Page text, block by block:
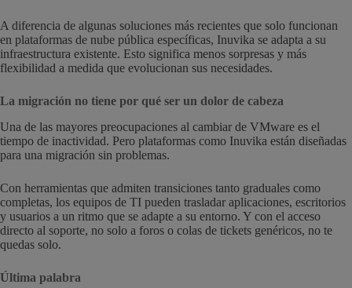
A diferencia de algunas soluciones más recientes que solo funcionan
en plataformas de nube pública específicas, Inuvika se adapta a su
infraestructura existente. Esto significa menos sorpresas y más
flexibilidad a medida que evolucionan sus necesidades.
La migración no tiene por qué ser un dolor de cabeza
Una de las mayores preocupaciones al cambiar de VMware es el
tiempo de inactividad. Pero plataformas como Inuvika están diseñadas
para una migración sin problemas.
Con herramientas que admiten transiciones tanto graduales como
completas, los equipos de TI pueden trasladar aplicaciones, escritorios
y usuarios a un ritmo que se adapte a su entorno. Y con el acceso
directo al soporte, no solo a foros o colas de tickets genéricos, no te
quedas solo.
Última palabra